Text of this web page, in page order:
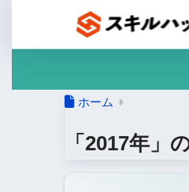
ホーム
「2017年」